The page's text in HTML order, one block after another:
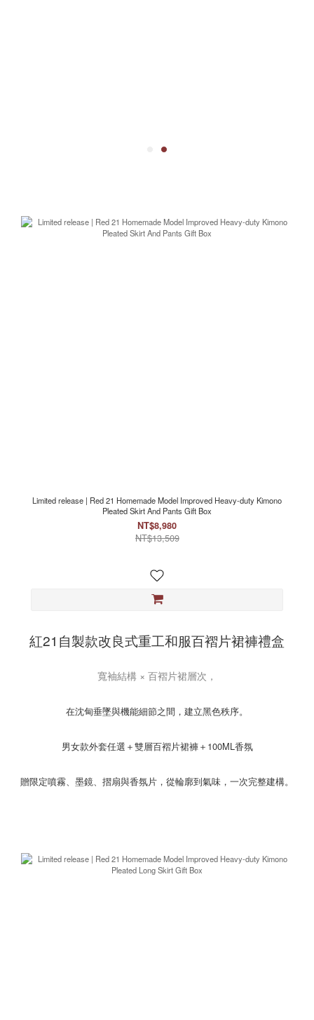
Limited release | Red 21 Homemade Model Improved Heavy-duty Kimono
Pleated Skirt And Pants Gift Box
NT$8,980
NT$13,509
紅21自製款改良式重工和服百褶片裙褲禮盒
寬袖結構 × 百褶片裙層次，
在沈甸垂墜與機能細節之間，建立黑色秩序。
男女款外套任選＋雙層百褶片裙褲＋100ML香氛
贈限定噴霧、墨鏡、摺扇與香氛片，從輪廓到氣味，一次完整建構。